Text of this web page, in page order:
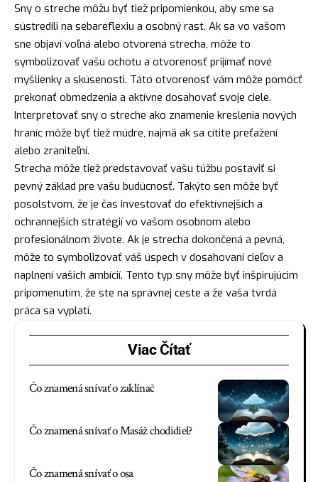
Sny o streche môžu byť tiež pripomienkou, aby sme sa
sústredili na sebareflexiu a osobný rast. Ak sa vo vašom
sne objaví voľná alebo otvorená strecha, môže to
symbolizovať vašu ochotu a otvorenosť prijímať nové
myšlienky a skúsenosti. Táto otvorenosť vám môže pomôcť
prekonať obmedzenia a aktívne dosahovať svoje ciele.
Interpretovať sny o streche ako znamenie kreslenia nových
hraníc môže byť tiež múdre, najmä ak sa cítite preťažení
alebo zraniteľní.
Strecha môže tiež predstavovať vašu túžbu postaviť si
pevný základ pre vašu budúcnosť. Takýto sen môže byť
posolstvom, že je čas investovať do efektívnejších a
ochrannejších stratégií vo vašom osobnom alebo
profesionálnom živote. Ak je strecha dokončená a pevná,
môže to symbolizovať váš úspech v dosahovaní cieľov a
naplnení vašich ambícií. Tento typ sny môže byť inšpirujúcim
pripomenutím, že ste na správnej ceste a že vaša tvrdá
práca sa vyplatí.
Viac Čítať
Čo znamená snívať o zaklínač
Čo znamená snívať o Masáž chodidiel?
Čo znamená snívať o osa